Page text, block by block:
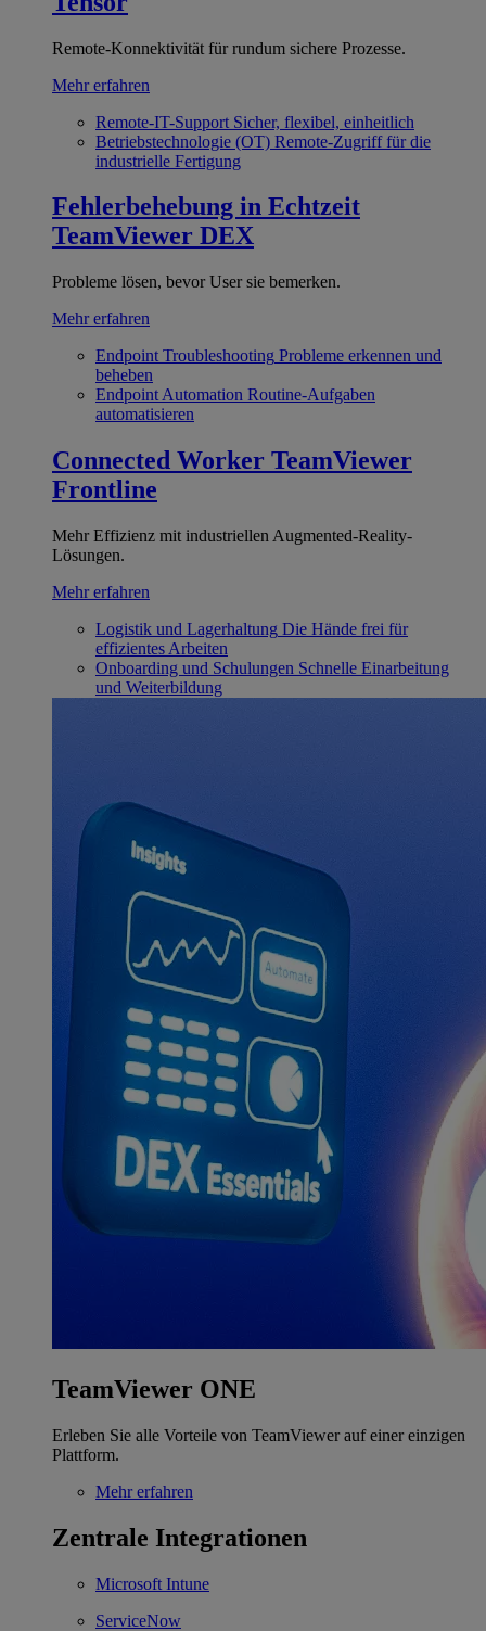
Remote-Konnektivität für rundum sichere Prozesse.
Mehr erfahren
Remote-IT-Support Sicher, flexibel, einheitlich
Betriebstechnologie (OT) Remote-Zugriff für die
industrielle Fertigung
Fehlerbehebung in Echtzeit
TeamViewer DEX
Probleme lösen, bevor User sie bemerken.
Mehr erfahren
Endpoint Troubleshooting Probleme erkennen und
beheben
Endpoint Automation Routine-Aufgaben
automatisieren
Connected Worker TeamViewer
Frontline
Mehr Effizienz mit industriellen Augmented-Reality-
Lösungen.
Mehr erfahren
Logistik und Lagerhaltung Die Hände frei für
effizientes Arbeiten
Onboarding und Schulungen Schnelle Einarbeitung
und Weiterbildung
TeamViewer ONE
Erleben Sie alle Vorteile von TeamViewer auf einer einzigen
Plattform.
Mehr erfahren
Zentrale Integrationen
Microsoft Intune
ServiceNow